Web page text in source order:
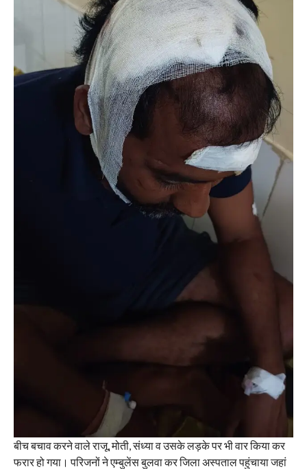
बीच बचाव करने वाले राजू, मोती, संध्या व उसके लड़के पर भी वार किया कर
फरार हो गया। परिजनों ने एम्बुलेंस बुलवा कर जिला अस्पताल पहुंचाया जहां